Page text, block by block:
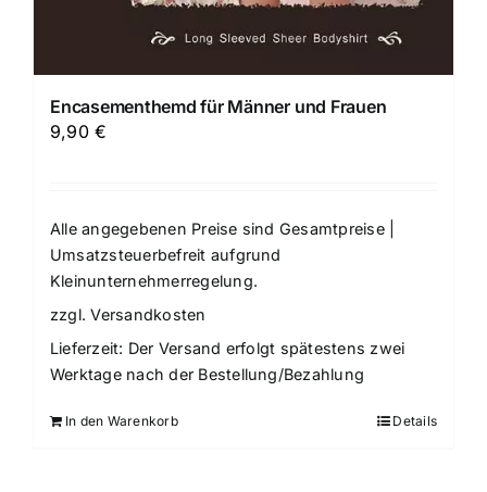
Encasementhemd für Männer und Frauen
9,90€
Alle angegebenen Preise sind Gesamtpreise |
Umsatzsteuerbefreit aufgrund
Kleinunternehmerregelung.
zzgl.Versandkosten
Lieferzeit: Der Versand erfolgt spätestens zwei
Werktage nach der Bestellung/Bezahlung
In den Warenkorb Details